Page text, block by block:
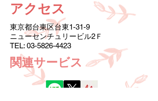
アクセス
東京都台東区台東1-31-9
ニューセンチュリービル2Ｆ
TEL: 03-5826-4423
​関連サービス